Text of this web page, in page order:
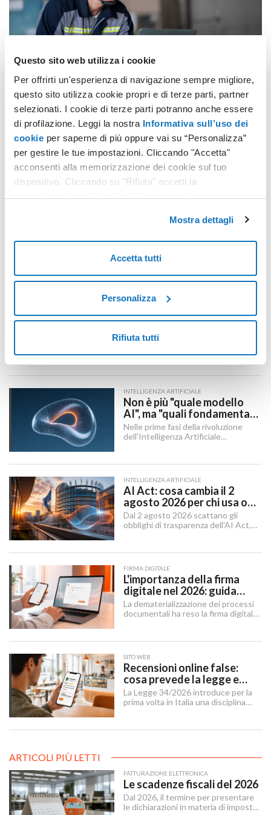
Questo sito web utilizza i cookie
Per offrirti un'esperienza di navigazione sempre migliore,
questo sito utilizza cookie propri e di terze parti, partner
selezionati. I cookie di terze parti potranno anche essere
di profilazione. Leggi la nostra Informativa sull’uso dei
cookie per saperne di più oppure vai su “Personalizza”
per gestire le tue impostazioni. Cliccando "Accetta"
acconsenti alla memorizzazione dei cookie sul tuo
dispositivo. Cliccando su "Rifiuta" accetti la
memorizzazione dei soli cookie necessari.
Mostra dettagli
Accetta tutti
Personalizza
Rifiuta tutti
RENTRI, gestione rifiuti digitale: come trasformare un obbligo in opportunità
Il RENTRI – Registro Elettronico Nazionale per la
Tracciabilità dei Rifiuti – non è più solo un progetto
normativo, ma uno strumento ormai operativo che coinvolge
migliaia di imprese e professionisti in tutta Italia.
Leggi tutto
ARTICOLI RECENTI
SITO WEB
Migrazione Sito Web senza
perdere posizionamento:
Redirect 301, URL e
Cambiare dominio, CMS, struttura
momenti in cui un sito rischia di
perdere visibilità sui motori di
ricerca.
INTELLIGENZA ARTIFICIALE
Non è più "quale modello
AI", ma "quali fondamenta":
dati, infrastruttura,
governance
Nelle prime fasi della rivoluzione
dell'Intelligenza Artificiale
"Quale modello dobbiamo usare?".
INTELLIGENZA ARTIFICIALE
AI Act: cosa cambia il 2
agosto 2026 per chi usa o
integra l'AI
Dal 2 agosto 2026 scattano gli
obblighi di trasparenza dell'AI Act,
rinviato quelli sui sistemi ad alto
FIRMA DIGITALE
L'importanza della firma
digitale nel 2026: guida
completa per aziende e
professionisti
La dematerializzazione dei processi
documentali ha reso la firma digitale
SITO WEB
Recensioni online false:
cosa prevede la legge e
cosa possono fare le
imprese
La Legge 34/2026 introduce per la
prima volta in Italia una disciplina
ristorazione e del turismo.
ARTICOLI PIÙ LETTI
FATTURAZIONE ELETTRONICA
Le scadenze fiscali del 2026
Dal 2026, il termine per presentare
le dichiarazioni in materia di imposte